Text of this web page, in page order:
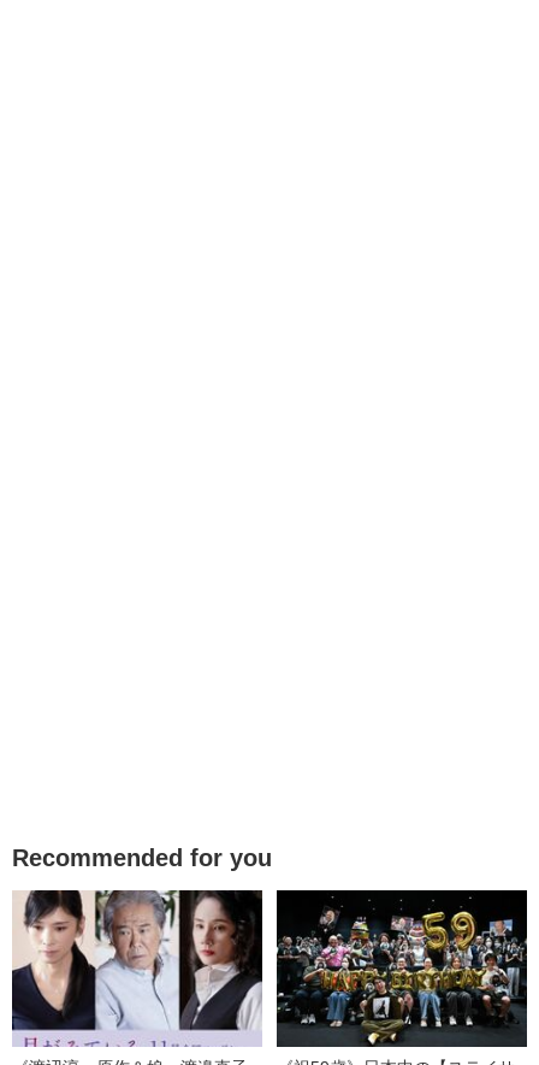
Recommended for you